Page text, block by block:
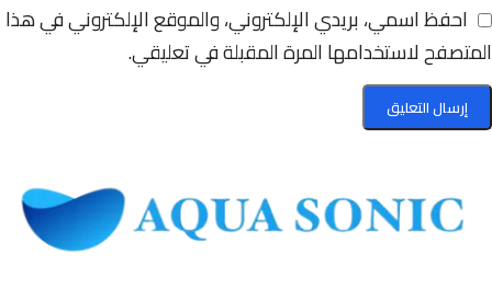
احفظ اسمي، بريدي الإلكتروني، والموقع الإلكتروني في هذا
المتصفح لاستخدامها المرة المقبلة في تعليقي.